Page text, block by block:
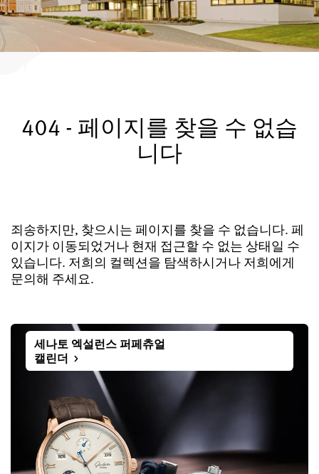
리테일러
부티크와 공식 리테일러
서비스
워런티, 시계 개선과 복구
한국어 English Deutsch Français
메뉴 닫기
404 - 페이지를 찾을 수 없습
니다
죄송하지만, 찾으시는 페이지를 찾을 수 없습니다. 페
이지가 이동되었거나 현재 접근할 수 없는 상태일 수
있습니다. 저희의 컬렉션을 탐색하시거나 저희에게
문의해 주세요.
세나토 엑설런스 퍼페츄얼
캘린더